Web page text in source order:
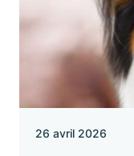
26 avril 2026